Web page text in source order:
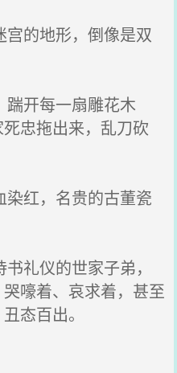
的地形，倒像是双
开每一扇雕花木
忠拖出来，乱刀砍
红，名贵的古董瓷
礼仪的世家子弟，
嚎着、哀求着，甚至
态百出。